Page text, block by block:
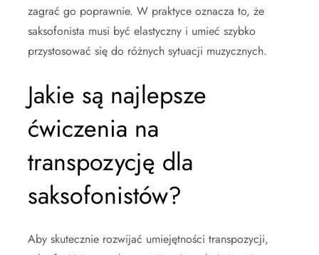
zagrać go poprawnie. W praktyce oznacza to, że
saksofonista musi być elastyczny i umieć szybko
przystosować się do różnych sytuacji muzycznych.
Jakie są najlepsze
ćwiczenia na
transpozycję dla
saksofonistów?
Aby skutecznie rozwijać umiejętności transpozycji,